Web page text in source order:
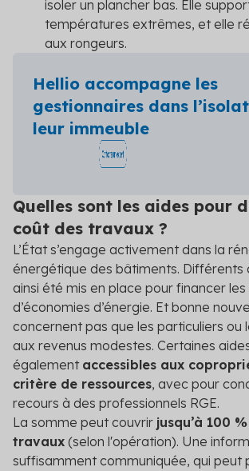
isoler un plancher bas. Elle
températures extrêmes, et elle
aux rongeurs.
Hellio accompagne les
gestionnaires dans
leur immeuble
Quelles sont les aides pour
coût des travaux ?
L’État s’engage activement dans la
énergétique des bâtiments. Différents
ainsi été mis en place pour financer
d’économies d’énergie. Et bonne
concernent pas que les particuliers ou
aux revenus modestes. Certaines
également accessibles aux
critère de ressources, avec pour
recours à des professionnels RGE.
La somme peut couvrir jusqu’à 100
travaux (selon l'opération). Une
suffisamment communiquée, qui peut